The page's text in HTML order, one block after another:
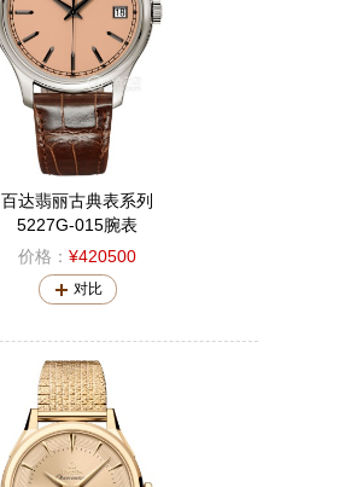
百达翡丽古典表系列
5227G-015腕表
价格： ¥420500
对比